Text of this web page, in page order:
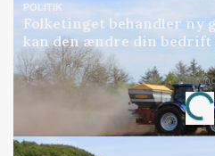
POLITIK
Folketinget behandler ny
kan den ændre din bedrift